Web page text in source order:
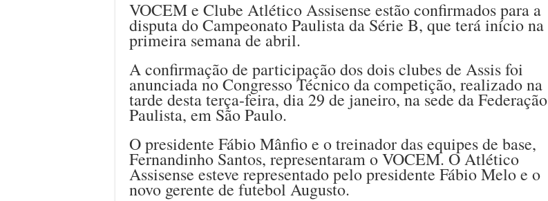
VOCEM e Clube Atlético Assisense estão confirmados para a
disputa do Campeonato Paulista da Série B, que terá início na
primeira semana de abril.
A confirmação de participação dos dois clubes de Assis foi
anunciada no Congresso Técnico da competição, realizado na
tarde desta terça-feira, dia 29 de janeiro, na sede da Federação
Paulista, em São Paulo.
O presidente Fábio Mânfio e o treinador das equipes de base,
Fernandinho Santos, representaram o VOCEM. O Atlético
Assisense esteve representado pelo presidente Fábio Melo e o
novo gerente de futebol Augusto.